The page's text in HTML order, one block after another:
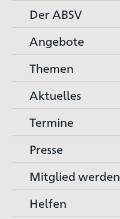
Der ABSV
Angebote
Themen
Aktuelles
Termine
Presse
Mitglied werden
Helfen